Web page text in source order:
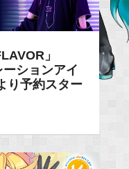
」
ションアイ
り予約スター